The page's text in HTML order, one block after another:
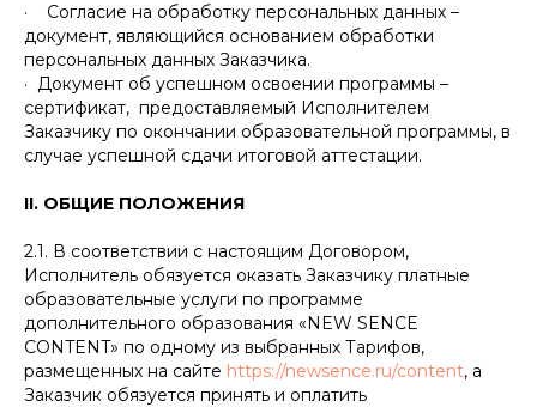
· Согласие на обработку персональных данных –
документ, являющийся основанием обработки
персональных данных Заказчика.
· Документ об успешном освоении программы –
сертификат, предоставляемый Исполнителем
Заказчику по окончании образовательной программы, в
случае успешной сдачи итоговой аттестации.
II. ОБЩИЕ ПОЛОЖЕНИЯ
2.1. В соответствии с настоящим Договором,
Исполнитель обязуется оказать Заказчику платные
образовательные услуги по программе
дополнительного образования «NEW SENCE
CONTENT» по одному из выбранных Тарифов,
размещенных на сайте https://newsence.ru/content, а
Заказчик обязуется принять и оплатить